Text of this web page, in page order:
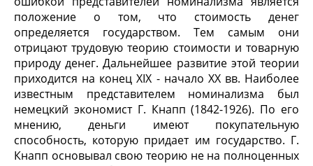
положение о том, что стоимость денег
определяется государством. Тем самым они
отрицают трудовую теорию стоимости и товарную
природу денег. Дальнейшее развитие этой теории
приходится на конец XIX - начало XX вв. Наиболее
известным представителем номинализма был
немецкий экономист Г. Кнапп (1842-1926). По его
мнению, деньги имеют покупательную
способность, которую придает им государство. Г.
Кнапп основывал свою теорию не на полноценных